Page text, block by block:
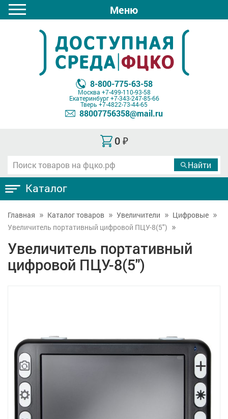
Меню
8-800-775-63-58
Москва +7-499-110-93-58
Екатеринбург+7-343-247-85-66
Тверь +7-4822-73-44-65
88007756358@mail.ru
0 ₽
Каталог
Главная Каталог товаров Увеличители
Цифровые
Увеличитель портативный цифровой ПЦУ-8(5")
Увеличитель портативный
цифровой ПЦУ-8(5")